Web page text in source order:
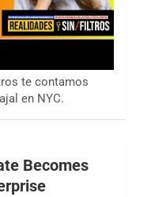
te contamos
en NYC.
Becomes